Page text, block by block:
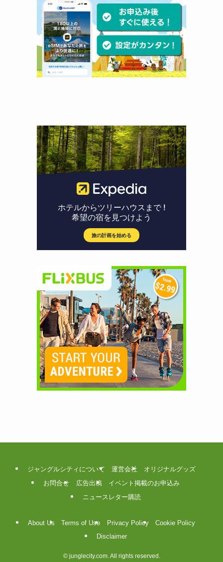
ジャングルシティについて 運営会社
オリジナルグッズ
お問合せ
広告出稿
イベント掲載のお申込み
ニュースレター購読
About Us Terms of Use Privacy Policy
Cookie Policy
Disclaimer
©junglecity.com. All rights reserved.